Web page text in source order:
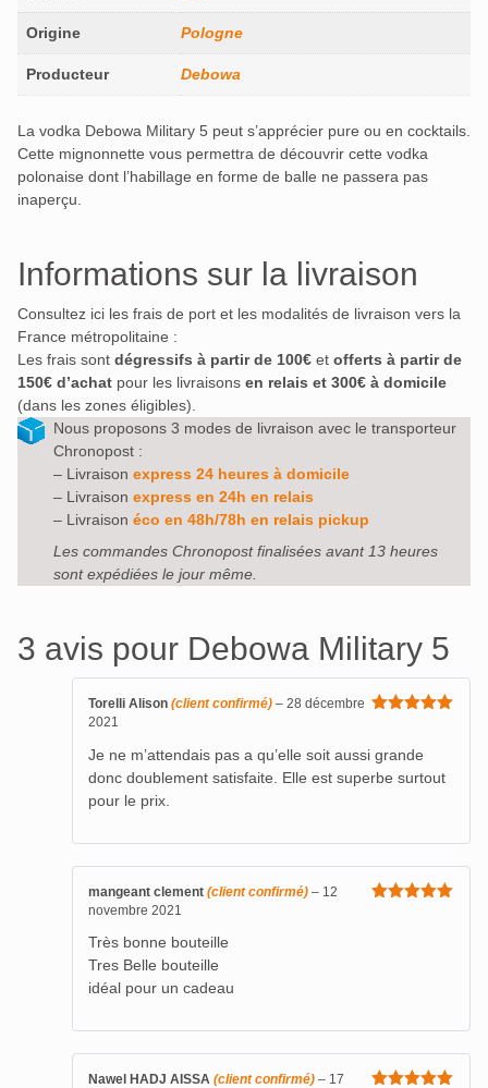
Origine Pologne
Producteur Debowa
La vodka Debowa Military 5 peut s’apprécier pure ou en cocktails.
Cette mignonnette vous permettra de découvrir cette vodka
polonaise dont l’habillage en forme de balle ne passera pas
inaperçu.
Informations sur la livraison
Consultez ici les frais de port et les modalités de livraison vers la
France métropolitaine :
Les frais sont dégressifs à partir de 100€ et offerts à partir de
150€ d’achat pour les livraisons en relais et 300€ à domicile
(dans les zones éligibles).
Nous proposons 3 modes de livraison avec le transporteur
Chronopost :
– Livraison express 24 heures à domicile
– Livraison express en 24h en relais
– Livraison éco en 48h/78h en relais pickup
Les commandes Chronopost finalisées avant 13 heures
sont expédiées le jour même.
3 avis pour Debowa Military 5
Torelli Alison (client confirmé) – 28 décembre
2021
Je ne m’attendais pas a qu’elle soit aussi grande
donc doublement satisfaite. Elle est superbe surtout
pour le prix.
mangeant clement (client confirmé) – 12
novembre 2021
Très bonne bouteille
Tres Belle bouteille
idéal pour un cadeau
Nawel HADJ AISSA (client confirmé) – 17